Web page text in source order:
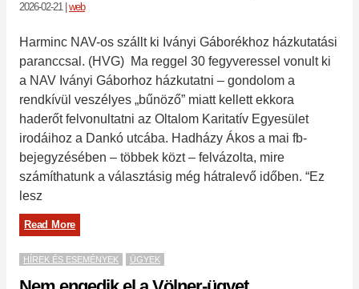
2026-02-21| web
Harminc NAV-os szállt ki Iványi Gáborékhoz házkutatási
paranccsal. (HVG) Ma reggel 30 fegyveressel vonult ki
a NAV Iványi Gáborhoz házkutatni – gondolom a
rendkívül veszélyes „bűnöző” miatt kellett ekkora
haderőt felvonultatni az Oltalom Karitatív Egyesület
irodáihoz a Dankó utcába. Hadházy Ákos a mai fb-
bejegyzésében – többek közt – felvázolta, mire
számíthatunk a választásig még hátralevő időben. “Ez
lesz
Read More
HÍREK ÉS ESEMÉNYEK ÜGYEK